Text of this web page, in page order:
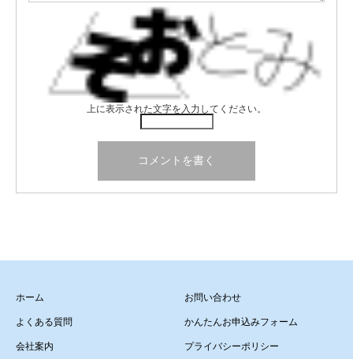
上に表示された文字を入力してください。
ホーム
よくある質問
会社案内
お問い合わせ
かんたんお申込みフォーム
プライバシーポリシー